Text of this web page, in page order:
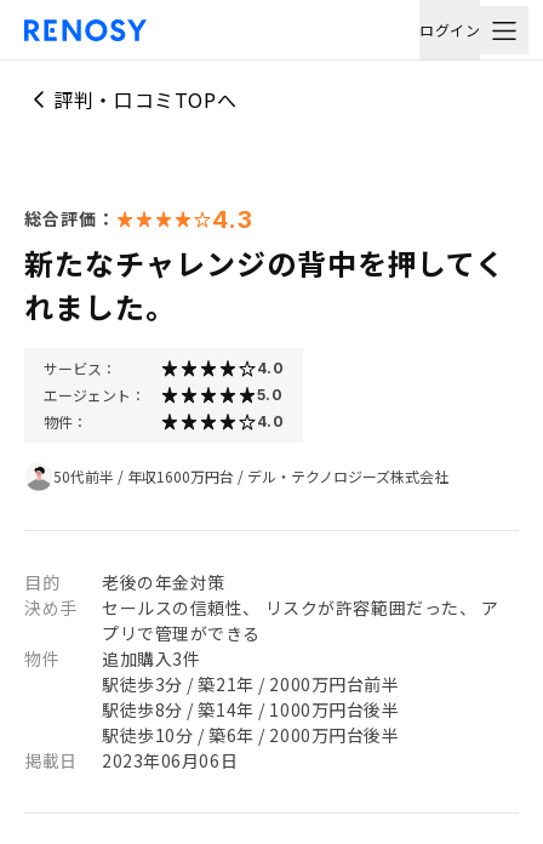
ログイン
評判・口コミTOPへ
総合評価： 4.3
新たなチャレンジの背中を押してく
れました。
サービス： 4.0
エージェント： 5.0
物件： 4.0
50代前半 / 年収1600万円台 / デル・テクノロジーズ株式会社
目的
老後の年金対策
決め手
セールスの信頼性、 リスクが許容範囲だった、 ア
プリで管理ができる
物件
追加購入3件
駅徒歩3分 / 築21年 / 2000万円台前半
駅徒歩8分 / 築14年 / 1000万円台後半
駅徒歩10分 / 築6年 / 2000万円台後半
掲載日
2023年06月06日